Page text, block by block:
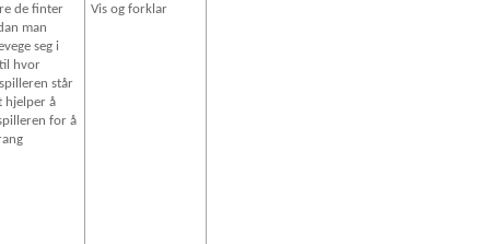
de finter
man
seg i
hvor
står
hjelper å
for å
Vis og forklar